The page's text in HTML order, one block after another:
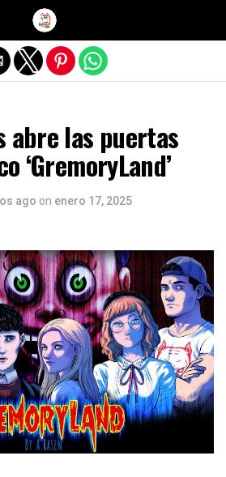
abre las puertas
‘GremoryLand’
ago on enero 17, 2025
de la versión móvil